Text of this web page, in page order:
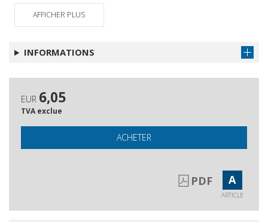
AFFICHER PLUS
INFORMATIONS
EUR 6,05
TVA exclue
ACHETER
PDF A
ARTICLE